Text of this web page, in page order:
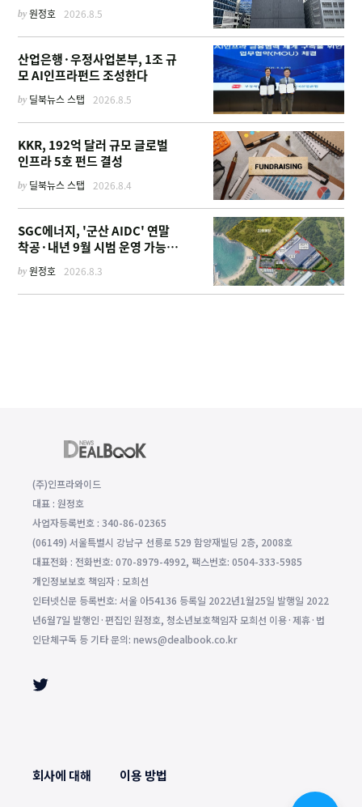
by원정호 2026.8.5
산업은행·우정사업본부, 1조 규
모 AI인프라펀드 조성한다
by 딜북뉴스 스탭 2026.8.5
KKR, 192억 달러 규모 글로벌
인프라 5호 펀드 결성
by 딜북뉴스 스탭 2026.8.4
SGC에너지, '군산 AIDC' 연말
착공·내년 9월 시범 운영 가능한
이유
by원정호 2026.8.3
(주)인프라와이드
대표 : 원정호
사업자등록번호 : 340-86-02365
(06149) 서울특별시 강남구 선릉로 529 함양재빌딩 2층, 2008호
대표전화 : 전화번호: 070-8979-4992, 팩스번호: 0504-333-5985
개인정보보호 책임자 : 모희선
인터넷신문 등록번호: 서울 아54136 등록일 2022년1월25일 발행일 2022
년6월7일 발행인·편집인 원정호, 청소년보호책임자 모희선 이용·제휴·법
인단체구독 등 기타 문의: news@dealbook.co.kr
회사에 대해 이용 방법